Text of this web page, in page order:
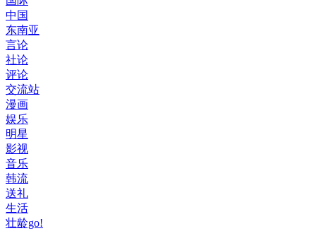
中国
东南亚
言论
社论
评论
交流站
漫画
娱乐
明星
影视
音乐
韩流
送礼
生活
壮龄go!